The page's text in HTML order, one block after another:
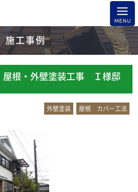
施工事例
根・外壁塗装工事 Ｉ様邸
外壁塗装 屋根 カバー工法